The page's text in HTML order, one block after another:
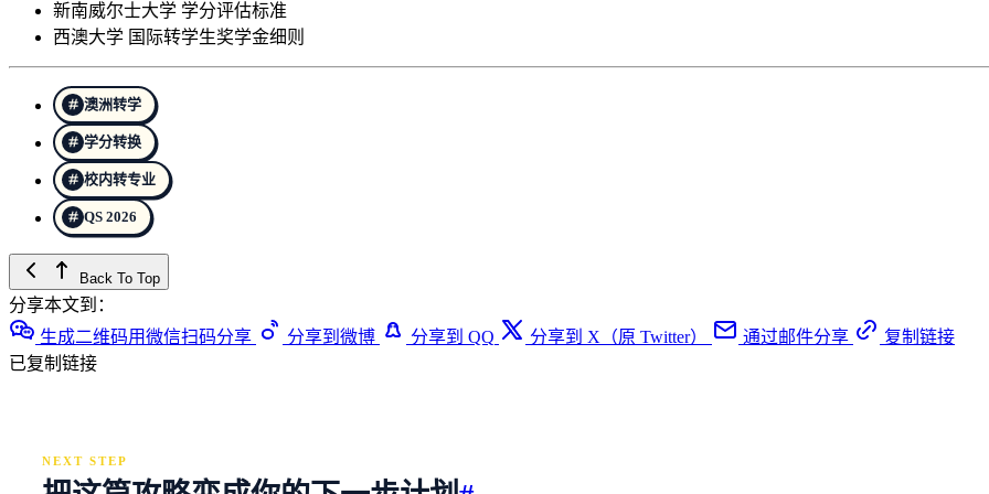
新南威尔士大学 学分评估标准
西澳大学 国际转学生奖学金细则
澳洲转学
学分转换
校内转专业
QS 2026
Back To Top
分享本文到：
生成二维码用微信扫码分享
分享到微博 分享到 QQ 分享到 X（原 Twitter） 通过邮件分享
复制链接
已复制链接
NEXT STEP